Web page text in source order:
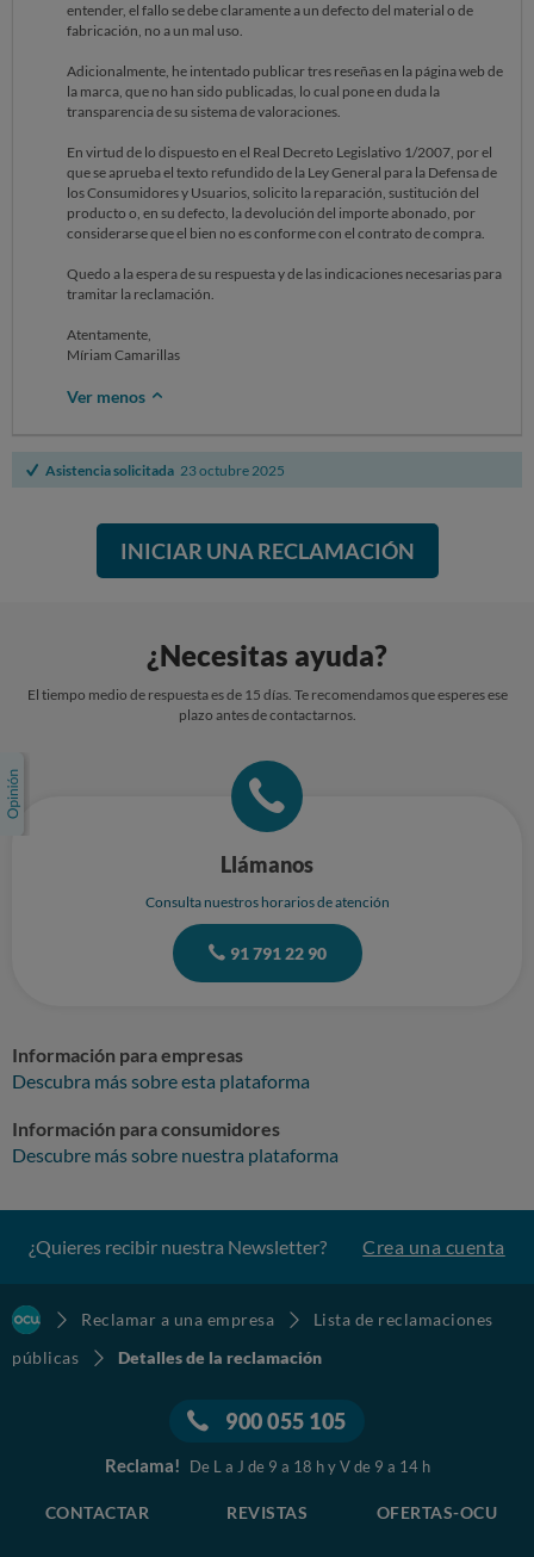
entender, el fallo se debe claramente a un defecto del material o de
fabricación, no a un mal uso.
Adicionalmente, he intentado publicar tres reseñas en la página web de
la marca, que no han sido publicadas, lo cual pone en duda la
transparencia de su sistema de valoraciones.
En virtud de lo dispuesto en el Real Decreto Legislativo 1/2007, por el
que se aprueba el texto refundido de la Ley General para la Defensa de
los Consumidores y Usuarios, solicito la reparación, sustitución del
producto o, en su defecto, la devolución del importe abonado, por
considerarse que el bien no es conforme con el contrato de compra.
Quedo a la espera de su respuesta y de las indicaciones necesarias para
tramitar la reclamación.
Atentamente,
Míriam Camarillas
Ver menos
Asistencia solicitada 23 octubre 2025
INICIAR UNA RECLAMACIÓN
¿Necesitas ayuda?
El tiempo medio de respuesta es de 15 días. Te recomendamos que esperes ese
plazo antes de contactarnos.
Llámanos
Consulta nuestros horarios de atención
91 791 22 90
Información para empresas
Descubra más sobre esta plataforma
Información para consumidores
Descubre más sobre nuestra plataforma
¿Quieres recibir nuestra Newsletter? Crea una cuenta
Reclamar a una empresa
Lista de reclamaciones
públicas
Detalles de la reclamación
900 055 105
Reclama! De L a J de 9 a 18 h y V de 9 a 14 h
CONTACTAR REVISTAS OFERTAS-OCU